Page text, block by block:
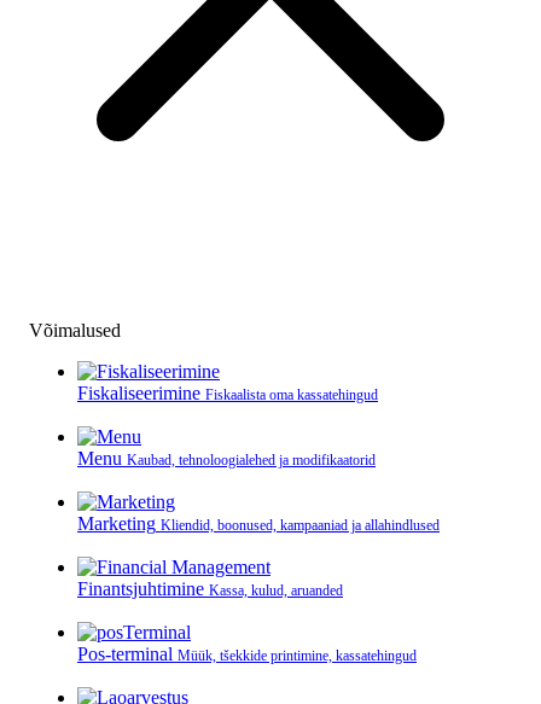
Võimalused
Fiskaliseerimine Fiskaalista oma kassatehingud
Menu Kaubad, tehnoloogialehed ja modifikaatorid
Marketing Kliendid, boonused, kampaaniad ja allahindlused
Finantsjuhtimine Kassa, kulud, aruanded
Pos-terminal Müük, tšekkide printimine, kassatehingud